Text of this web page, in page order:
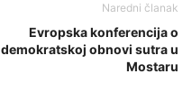
Naredni članak
Evropska konferencija o
demokratskoj obnovi sutra u
Mostaru